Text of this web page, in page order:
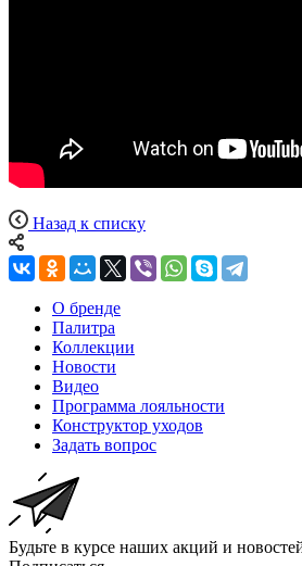
Назад к списку
О бренде
Палитра
Коллекции
Новости
Видео
Программа лояльности
Конструктор уходов
Задать вопрос
Будьте в курсе наших акций и